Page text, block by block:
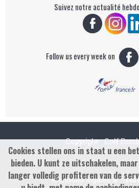
Suivez notre actualité
Follow us every week on
Copyright : Golf
Mentions légales &
Cookies stellen ons in staat u een
bieden. U kunt ze uitschakelen,
langer volledig profiteren van de